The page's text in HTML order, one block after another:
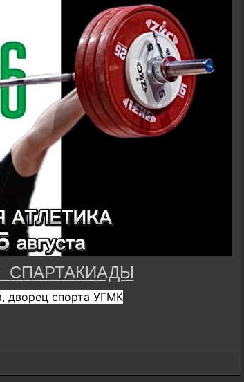
дворец спорта УГМК